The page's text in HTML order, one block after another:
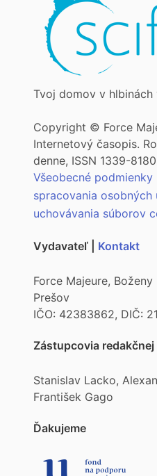
Tvoj domov v
Copyright © Force
Internetový časopis.
denne, ISSN 1339-
Všeobecné
spracovania osobných
uchovávania súborov
Vydavateľ | Kontakt
Force Majeure,
Prešov
IČO: 42383862, DIČ:
Zástupcovia redakčnej
Stanislav Lacko,
František Gago
Ďakujeme